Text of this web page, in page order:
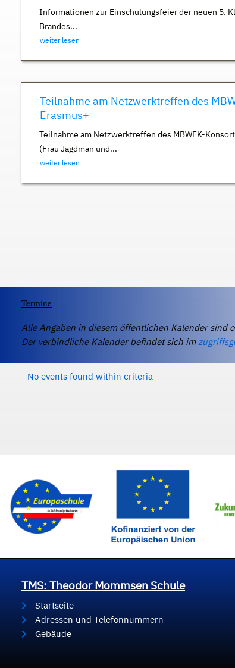
Informationen zur Einschulungsfeier der neuen 5.
Brandes...
weiter lesen
Teilnahme am Netzwerktreffen des
Erasmus+
Teilnahme am Netzwerktreffen des MBWFK-
(Frau Jagdman und...
weiter lesen
Termine
Alle Angaben in diesem öffentlichen Kalender sind
Der verbindliche Kalender befindet sich im
No events found within criteria
TMS: Theodor Mommsen Schule
Startseite
Adressen und Telefonnummern
Gebäude